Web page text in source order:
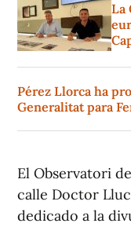
La
Pérez Llorca ha
Generalitat para
El Observatori
calle Doctor
dedicado a la